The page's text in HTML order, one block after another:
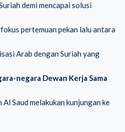
demi mencapai solusi
pertemuan pekan lalu antara
Arab dengan Suriah yang
negara Dewan Kerja Sama
Saud melakukan kunjungan ke